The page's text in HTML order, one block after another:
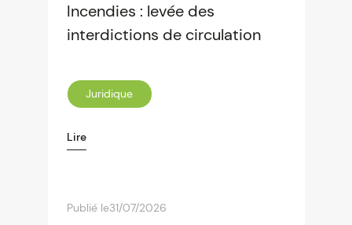
Incendies : levée des
interdictions de circulation
Juridique
Lire
Publié le31/07/2026